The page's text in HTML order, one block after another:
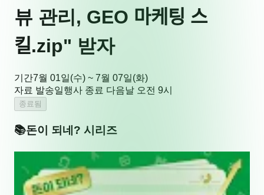
뷰 관리, GEO 마케팅 스
킬.zip" 받자
기간7월 01일(수) ~ 7월 07일(화)
자료 발송일행사 종료 다음날 오전 9시
종료됨
📚돈이 되네? 시리즈